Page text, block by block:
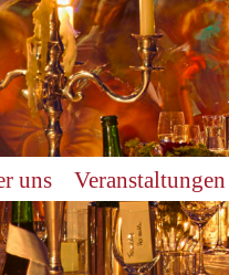
uns Veranstaltungen